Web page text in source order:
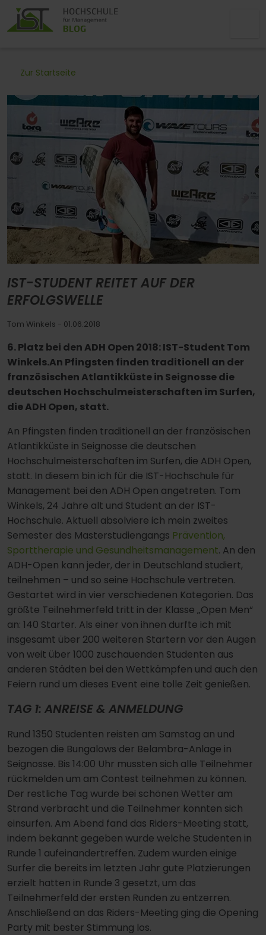
Zur Startseite
IST-STUDENT REITET AUF DER
ERFOLGSWELLE
Tom Winkels - 01.06.2018
6. Platz bei den ADH Open 2018: IST-Student Tom
Winkels.An Pfingsten finden traditionell an der
französischen Atlantikküste in Seignosse die
deutschen Hochschulmeisterschaften im Surfen,
die ADH Open, statt.
An Pfingsten finden traditionell an der französischen
Atlantikküste in Seignosse die deutschen
Hochschulmeisterschaften im Surfen, die ADH Open,
statt. In diesem bin ich für die IST-Hochschule für
Management bei den ADH Open angetreten. Tom
Winkels, 24 Jahre alt und Student an der IST-
Hochschule. Aktuell absolviere ich mein zweites
Semester des Masterstudiengangs Prävention,
Sporttherapie und Gesundheitsmanagement. An den
ADH-Open kann jeder, der in Deutschland studiert,
teilnehmen – und so seine Hochschule vertreten.
Gestartet wird in vier verschiedenen Kategorien. Das
größte Teilnehmerfeld tritt in der Klasse „Open Men“
an: 140 Starter. Als einer von ihnen durfte ich mit
insgesamt über 200 weiteren Startern vor den Augen
von weit über 1000 zuschauenden Studenten aus
anderen Städten bei den Wettkämpfen und auch den
Feiern rund um dieses Event eine tolle Zeit genießen.
TAG 1: ANREISE & ANMELDUNG
Rund 1350 Studenten reisten am Samstag an und
bezogen die Bungalows der Belambra-Anlage in
Seignosse. Bis 14:00 Uhr mussten sich alle Teilnehmer
rückmelden um am Contest teilnehmen zu können.
Der restliche Tag wurde bei schönen Wetter am
Strand verbracht und die Teilnehmer konnten sich
einsurfen. Am Abend fand das Riders-Meeting statt,
indem bekannt gegeben wurde welche Studenten in
Runde 1 aufeinandertreffen. Zudem wurden einige
Surfer die bereits im letzten Jahr gute Platzierungen
erzielt hatten in Runde 3 gesetzt, um das
Teilnehmerfeld der ersten Runden zu entzerren.
Anschließend an das Riders-Meeting ging die Opening
Party mit bester Stimmung los.